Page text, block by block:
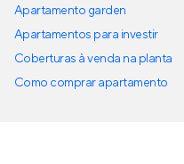
Apartamento garden
Apartamentos para investir
Coberturas à venda na planta
Como comprar apartamento